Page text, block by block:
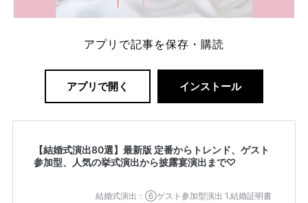
アプリで記事を保存・購読
アプリで開く インストール
【結婚式演出80選】最新版 定番からトレンド、ゲスト
参加型、人気の挙式演出から披露宴演出まで♡
結婚式演出：⑥ゲスト参加型演出 1.結婚証明書